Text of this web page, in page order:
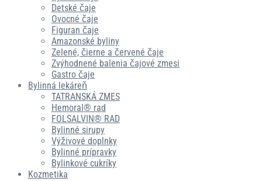
Detské čaje
Ovocné čaje
Figuran čaje
Amazonské byliny
Zelené, čierne a červené čaje
Zvýhodnené balenia čajové zmesi
Gastro čaje
Bylinná lekáreň
TATRANSKÁ ZMES
Hemoral® rad
FOLSALVIN® RAD
Bylinné sirupy
Výživové doplnky
Bylinné prípravky
Bylinkové cukríky
Kozmetika